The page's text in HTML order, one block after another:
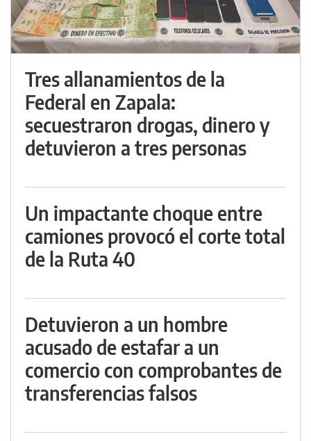
Tres allanamientos de la
Federal en Zapala:
secuestraron drogas, dinero y
detuvieron a tres personas
Un impactante choque entre
camiones provocó el corte total
de la Ruta 40
Detuvieron a un hombre
acusado de estafar a un
comercio con comprobantes de
transferencias falsos